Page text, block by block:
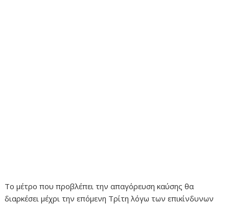
Το μέτρο που προβλέπει την απαγόρευση καύσης θα
διαρκέσει μέχρι την επόμενη Τρίτη λόγω των επικίνδυνων